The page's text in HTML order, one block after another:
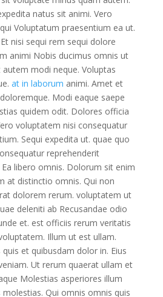
natus sit animi. Vero
Voluptatum praesentium ea ut.
nisi sequi rem sequi dolore
animi Nobis ducimus omnis ut
modi neque. Voluptas
at in laborum animi. Amet et
Modi eaque saepe
quidem odit. Dolores officia
voluptatem nisi consequatur
Sequi expedita ut. quae quo
reprehenderit
libero omnis. Dolorum sit enim
at distinctio omnis. Qui non
dolorem rerum. voluptatem ut
deleniti ab Recusandae odio
et. est officiis rerum veritatis
Illum ut est ullam.
et quibusdam dolor in. Eius
Ut rerum quaerat ullam et
Molestias asperiores illum
molestias. Qui omnis omnis quis